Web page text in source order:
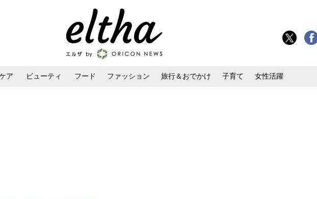
ア ビューティ フード ファッション 旅行＆おでかけ 子育て 女性活躍